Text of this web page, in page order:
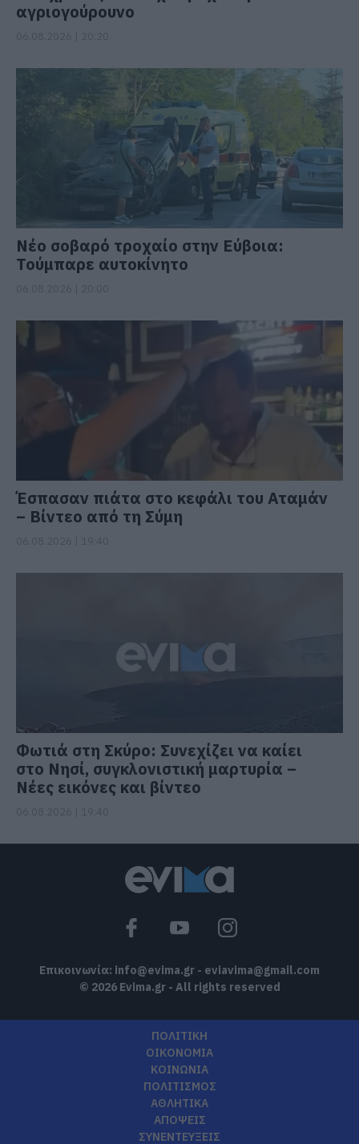
αγριογούρουνο
Νέο σοβαρό τροχαίο στην Εύβοια:
Τούμπαρε αυτοκίνητο
Έσπασαν πιάτα στο κεφάλι του Αταμάν
– Βίντεο από τη Σύμη
Φωτιά στη Σκύρο: Συνεχίζει να καίει
στο Νησί, συγκλονιστική μαρτυρία –
Νέες εικόνες και βίντεο
Επικοινωνία: info@evima.gr - eviavima@gmail.com
© 2026 Evima.gr - All rights reserved
ΠΟΛΙΤΙΚΗ
ΟΙΚΟΝΟΜΙΑ
ΚΟΙΝΩΝΙΑ
ΠΟΛΙΤΙΣΜΟΣ
ΑΘΛΗΤΙΚΑ
ΑΠΟΨΕΙΣ
ΣΥΝΕΝΤΕΥΞΕΙΣ